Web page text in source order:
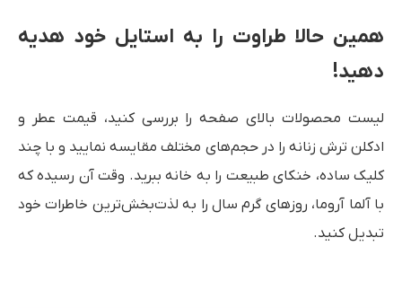
همین حالا طراوت را به استایل خود هدیه
دهید!
لیست محصولات بالای صفحه را بررسی کنید، قیمت عطر و
ادکلن ترش زنانه را در حجم‌های مختلف مقایسه نمایید و با چند
کلیک ساده، خنکای طبیعت را به خانه ببرید. وقت آن رسیده که
با آلما آروما، روزهای گرم سال را به لذت‌بخش‌ترین خاطرات خود
تبدیل کنید.